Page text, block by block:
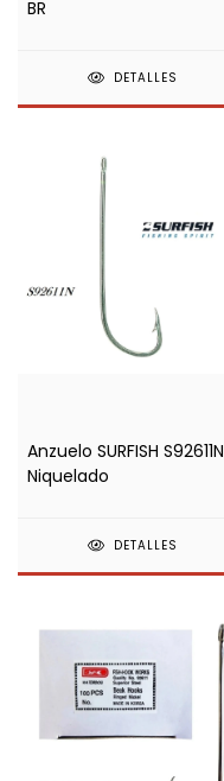
BR
DETALLES
Anzuelo SURFISH S92611N
Niquelado
DETALLES